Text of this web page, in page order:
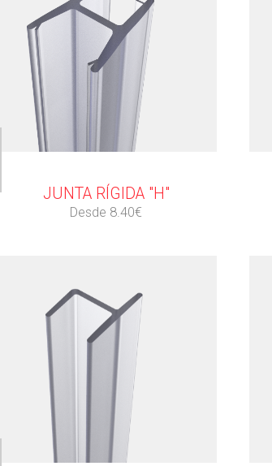
JUNTA RÍGIDA "H"
Desde 8.40€